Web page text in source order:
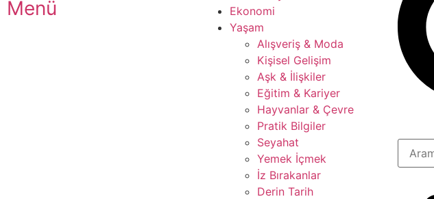
Menü
Ekonomi
Yaşam
Alışveriş & Moda
Kişisel Gelişim
Aşk & İlişkiler
Eğitim & Kariyer
Hayvanlar & Çevre
Pratik Bilgiler
Seyahat
Yemek İçmek
İz Bırakanlar
Derin Tarih